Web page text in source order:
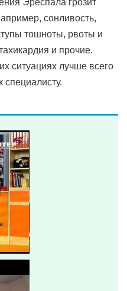
Эреспала грозит
сонливость,
тошноты, рвоты и
и прочие.
ситуациях лучше всего
специалисту.